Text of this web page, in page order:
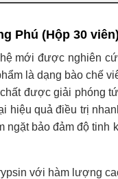
Phú (Hộp 30 viên)
mới được nghiên
là dạng bào chế
được giải phóng
hiệu quả điều trị
bảo đảm độ tinh
với hàm lượng